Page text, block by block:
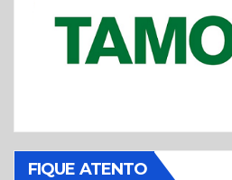
FIQUE ATENTO